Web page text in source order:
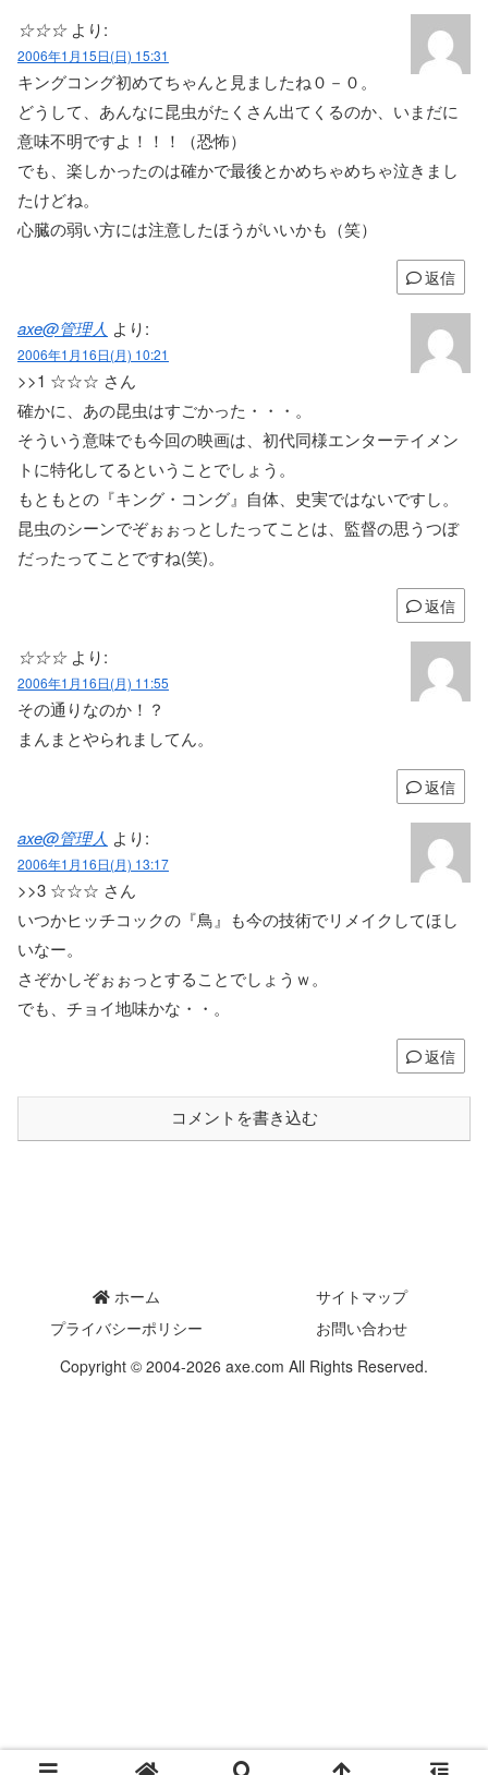
☆☆☆ より:
2006年1月15日(日) 15:31
キングコング初めてちゃんと見ましたね０－０。
どうして、あんなに昆虫がたくさん出てくるのか、いまだに
意味不明ですよ！！！（恐怖）
でも、楽しかったのは確かで最後とかめちゃめちゃ泣きまし
たけどね。
心臓の弱い方には注意したほうがいいかも（笑）
返信
axe@管理人 より:
2006年1月16日(月) 10:21
>>1 ☆☆☆ さん
確かに、あの昆虫はすごかった・・・。
そういう意味でも今回の映画は、初代同様エンターテイメン
トに特化してるということでしょう。
もともとの『キング・コング』自体、史実ではないですし。
昆虫のシーンでぞぉぉっとしたってことは、監督の思うつぼ
だったってことですね(笑)。
返信
☆☆☆ より:
2006年1月16日(月) 11:55
その通りなのか！？
まんまとやられましてん。
返信
axe@管理人 より:
2006年1月16日(月) 13:17
>>3 ☆☆☆ さん
いつかヒッチコックの『鳥』も今の技術でリメイクしてほし
いなー。
さぞかしぞぉぉっとすることでしょうｗ。
でも、チョイ地味かな・・。
返信
コメントを書き込む
ホーム
サイトマップ
プライバシーポリシー
お問い合わせ
Copyright © 2004-2026 axe.com All Rights Reserved.